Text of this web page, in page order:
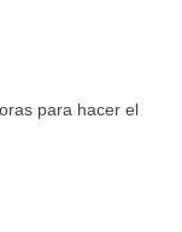
para hacer el